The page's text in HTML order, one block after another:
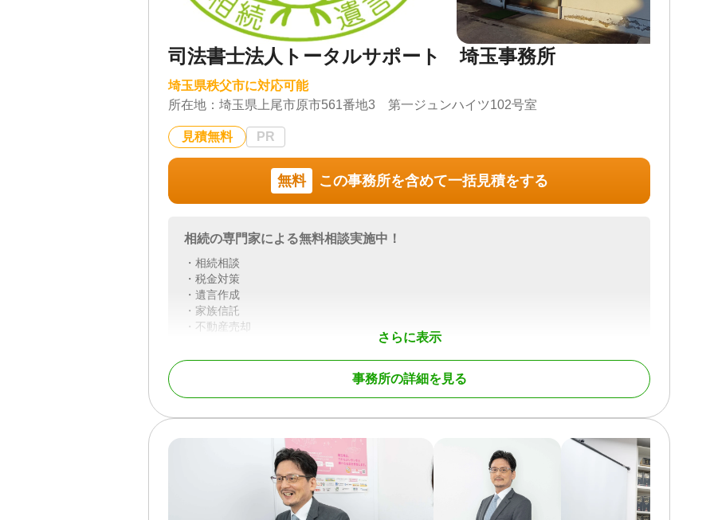
司法書士法人トータルサポート 埼玉事務所
埼玉県秩父市に対応可能
所在地： 埼玉県上尾市原市561番地3 第一ジュンハイツ102号室
見積無料 PR
無料 この事務所を含めて一括見積をする
さらに表示
相続の専門家による無料相談実施中！
・相続相談
・税金対策
・遺言作成
・家族信託
・不動産売却
対応業務
遺言書 / 遺産分割 / 相続登記 / 相続放棄 / 成年後見 / 家族信託 / 相続手続き / 銀
行手続き / 戸籍収集 / 相続人調査
対応体制
土日相談可 / 初回相談無料 / 事務所面談可
事務所の詳細を見る